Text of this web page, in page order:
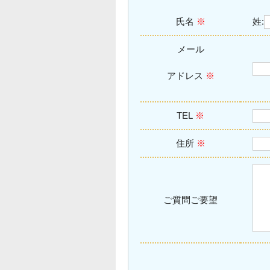
氏名 ※ 姓:
メール
アドレス ※
TEL ※
住所 ※
ご質問ご要望